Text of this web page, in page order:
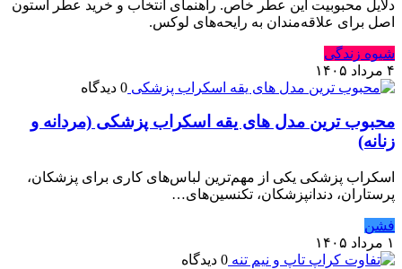
دلایل محبوبیت این عطر خاص. راهنمای انتخاب و خرید عطر استون
اصل برای علاقه‌مندان به رایحه‌های لوکس.
شیوه زندگی
۴ مرداد ۱۴۰۵
0 دیدگاه
محبوب ترین مدل های یقه اسکراب پزشکی (مردانه و
زنانه)
اسکراب پزشکی یکی از مهم‌ترین لباس‌های کاری برای پزشکان،
پرستاران، دندانپزشکان، تکنسین‌های…
فشن
۱ مرداد ۱۴۰۵
0 دیدگاه